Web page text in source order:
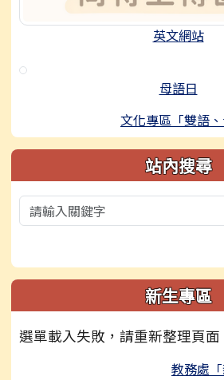
英文網站
母語日
文化專區「雙語
站內搜尋
新生專區
選單載入失敗，請重新整理頁面
教務處